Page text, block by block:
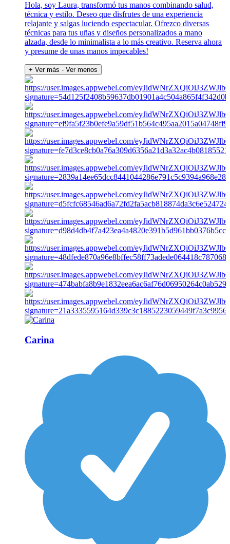
Hola, soy Laura, transformó tus manos combinando salud,
técnica y estilo. Deseo que disfrutes de una experiencia
relajante y salgas luciendo espectacular. Ofrezco diversas
técnicas para tus uñas y diseños personalizados a mano
alzada, desde lo minimalista a lo más creativo. Reserva ahora
y presume de unas manos impecables!
+ Ver más - Ver menos
Carina